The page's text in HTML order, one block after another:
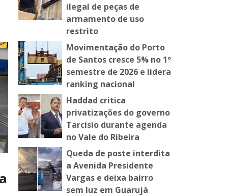
ilegal de peças de
armamento de uso
restrito
Movimentação do Porto
de Santos cresce 5% no 1º
semestre de 2026 e lidera
ranking nacional
Haddad critica
privatizações do governo
Tarcísio durante agenda
no Vale do Ribeira
Queda de poste interdita
a Avenida Presidente
Vargas e deixa bairro
sem luz em Guarujá